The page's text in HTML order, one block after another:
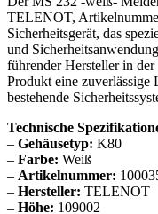
TELENOT,
Sicherheitsgerät, das
und
führender Hersteller in
Produkt eine zuverlässige
bestehende
Technische
– Gehäusetyp: K80
– Farbe: Weiß
– Artikelnummer:
– Hersteller: TELENOT
– Höhe: 109002